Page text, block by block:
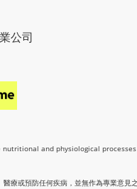
公司
and physiological
療或預防任何疾病，並無作為專業意見之